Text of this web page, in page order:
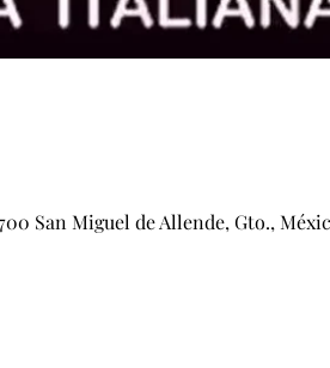
San Miguel de Allende, Gto.,